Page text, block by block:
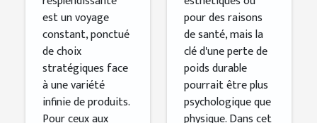
est un voyage
constant, ponctué
de choix
stratégiques face
à une variété
infinie de produits.
Pour ceux aux
pour des raisons
de santé, mais la
clé d'une perte de
poids durable
pourrait être plus
psychologique que
physique. Dans cet